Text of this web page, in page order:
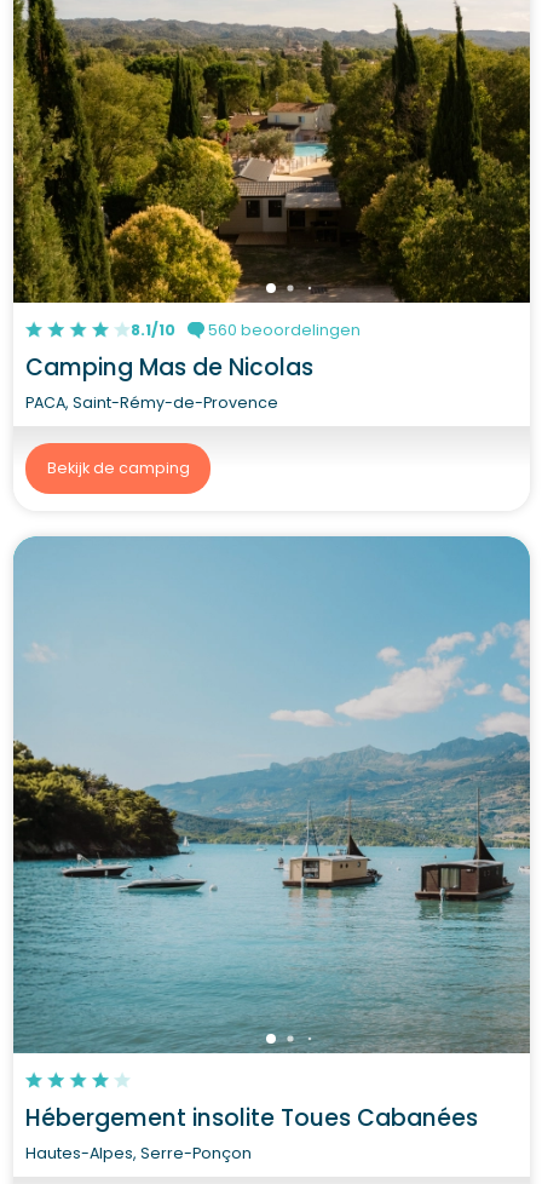
8.1/10 560 beoordelingen
Camping Mas de Nicolas
PACA, Saint-Rémy-de-Provence
Bekijk de camping
Hébergement insolite Toues Cabanées
Hautes-Alpes, Serre-Ponçon